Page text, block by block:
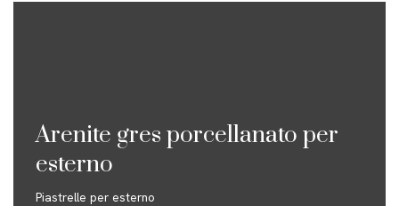
Arenite gres porcellanato per
esterno
Piastrelle per esterno